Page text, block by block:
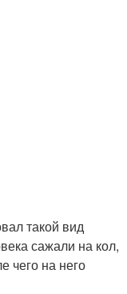
такой вид
сажали на кол,
чего на него